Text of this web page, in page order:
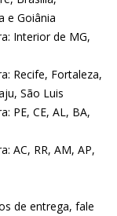
e Goiânia
Interior de MG,
Recife, Fortaleza,
São Luis
PE, CE, AL, BA,
AC, RR, AM, AP,
de entrega, fale